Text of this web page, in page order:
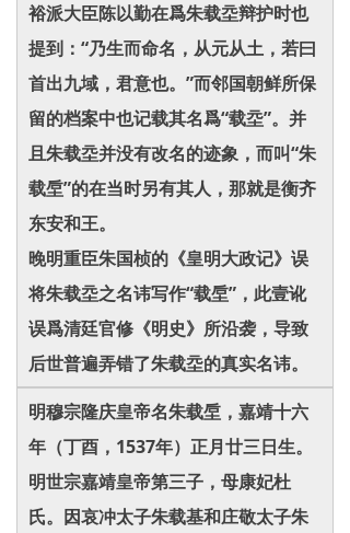
裕派大臣陈以勤在爲朱载坖辩护时也
提到：“乃生而命名，从元从土，若曰
首出九域，君意也。”而邻国朝鲜所保
留的档案中也记载其名爲“载坖”。并
且朱载坖并没有改名的迹象，而叫“朱
载垕”的在当时另有其人，那就是衡齐
东安和王。
晚明重臣朱国桢的《皇明大政记》误
将朱载坖之名讳写作“载垕”，此壹讹
误爲清廷官修《明史》所沿袭，导致
后世普遍弄错了朱载坖的真实名讳。
明穆宗隆庆皇帝名朱载垕，嘉靖十六
年（丁酉，1537年）正月廿三日生。
明世宗嘉靖皇帝第三子，母康妃杜
氏。因哀冲太子朱载基和庄敬太子朱